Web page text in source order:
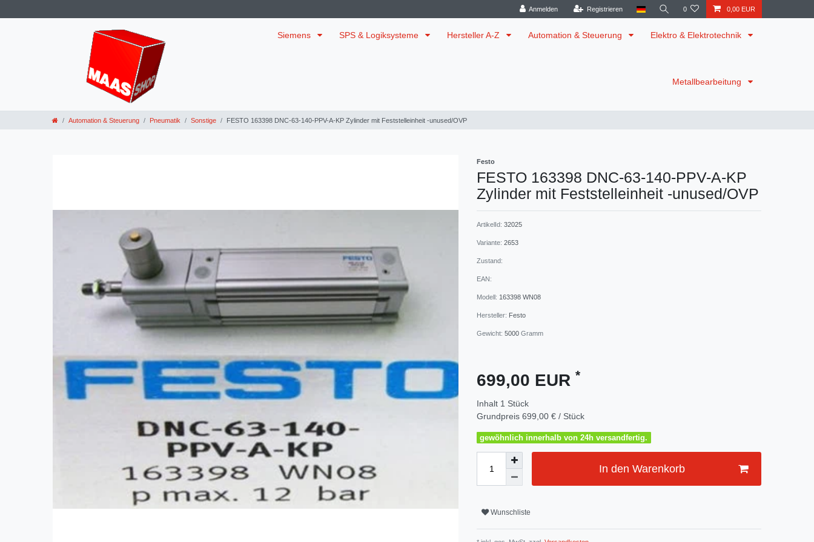
Anmelden Registrieren 0 0,00 EUR
Siemens SPS & Logiksysteme Hersteller A-Z Automation & Steuerung Elektro & Elektrotechnik
Metallbearbeitung
Automation & Steuerung Pneumatik Sonstige FESTO 163398 DNC-63-140-PPV-A-KP Zylinder mit Feststelleinheit -unused/OVP
Festo
FESTO 163398 DNC-63-140-PPV-A-KP
Zylinder mit Feststelleinheit -unused/OVP
ArtikelId: 32025
Variante: 2653
Zustand:
EAN:
Modell: 163398 WN08
Hersteller: Festo
Gewicht: 5000 Gramm
699,00 EUR *
Inhalt 1 Stück
Grundpreis 699,00 € / Stück
gewöhnlich innerhalb von 24h versandfertig.
In den Warenkorb
Wunschliste